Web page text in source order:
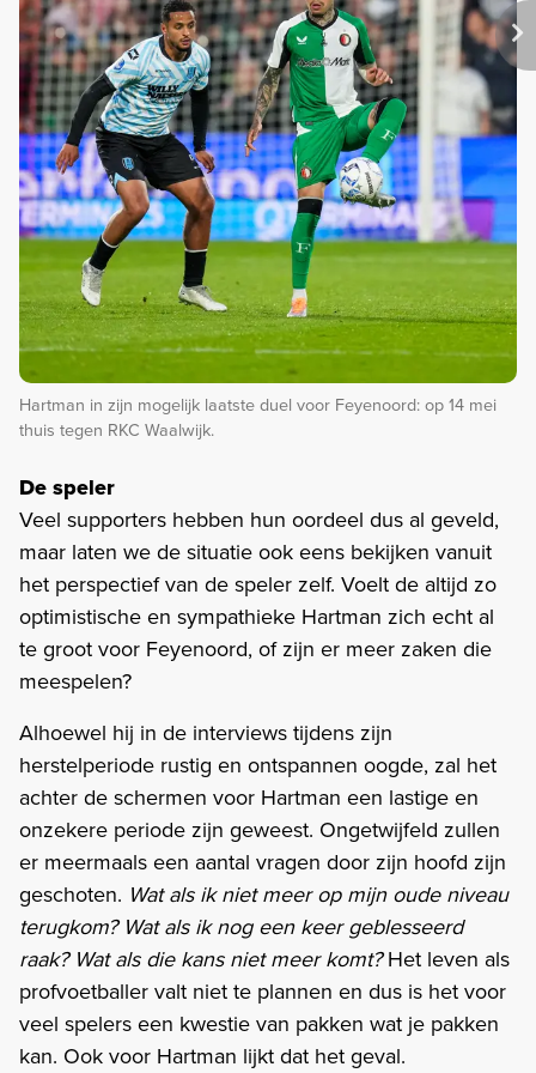
Hartman in zijn mogelijk laatste duel voor Feyenoord: op 14 mei
thuis tegen RKC Waalwijk.
De speler
Veel supporters hebben hun oordeel dus al geveld,
maar laten we de situatie ook eens bekijken vanuit
het perspectief van de speler zelf. Voelt de altijd zo
optimistische en sympathieke Hartman zich echt al
te groot voor Feyenoord, of zijn er meer zaken die
meespelen?
Alhoewel hij in de interviews tijdens zijn
herstelperiode rustig en ontspannen oogde, zal het
achter de schermen voor Hartman een lastige en
onzekere periode zijn geweest. Ongetwijfeld zullen
er meermaals een aantal vragen door zijn hoofd zijn
geschoten. Wat als ik niet meer op mijn oude niveau
terugkom? Wat als ik nog een keer geblesseerd
raak? Wat als die kans niet meer komt?Het leven als
profvoetballer valt niet te plannen en dus is het voor
veel spelers een kwestie van pakken wat je pakken
kan. Ook voor Hartman lijkt dat het geval.